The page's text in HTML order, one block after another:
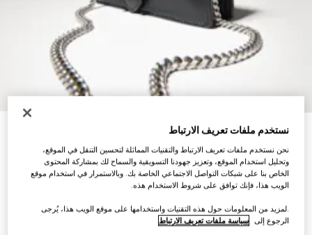
حقيبة Dionysus صغيرة
تنويعاتجلد باللون الأسود
نستخدم ملفات تعريف الارتباط
نحن نستخدم ملفات تعريف الارتباط والتقنيات المماثلة لتحسين التنقل في الموقع،
وتحليل استخدام الموقع، وتعزيز جهودنا التسويقية والسماح لك بمشاركة المحتوى
الخاص بنا على شبكات التواصل الاجتماعي الخاصة بك. وبالاستمرار في استخدام موقع
الويب هذا، فإنك توافق على شروط الاستخدام هذه.
.لمزيد من المعلومات حول هذه التقنيات واستخدامها على موقع الويب هذا، يُرجى
الرجوع إلى سياسة ملفات تعريف الارتباط